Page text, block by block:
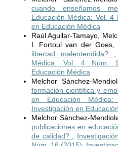
cuando enseñamos
Educación Médica: Vol.
en Educación Médica
Raúl Aguilar-Tamayo,
I. Fortoul van der Goes,
libertad malentendida? ,
Médica: Vol. 4 Núm.
Educación Médica
Melchor Sánchez-
formación científica y
en Educación
Investigación en
Melchor Sánchez-
publicaciones en
de calidad? ,